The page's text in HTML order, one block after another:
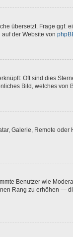
übersetzt. Frage ggf.
der Website von
Oft sind dies
Bild, welches von
Galerie, Remote
Benutzer wie
Rang zu erhöhen —